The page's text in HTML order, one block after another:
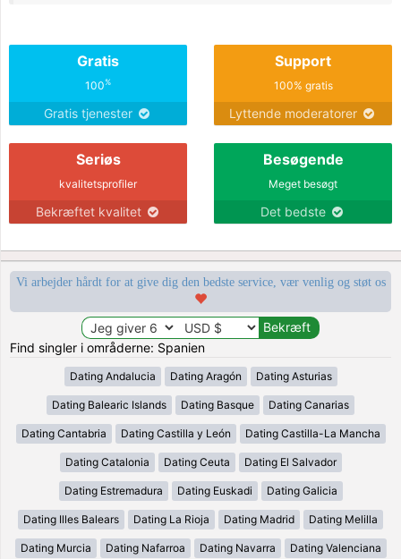
Gratis
100%
Gratis tjenester
Support
100% gratis
Lyttende moderatorer
Seriøs
kvalitetsprofiler
Bekræftet kvalitet
Besøgende
Meget besøgt
Det bedste
Vi arbejder hårdt for at give dig den bedste service, vær venlig og støt os
Find singler i områderne: Spanien
Dating Andalucia Dating Aragón Dating Asturias
Dating Balearic Islands Dating Basque Dating Canarias
Dating Cantabria Dating Castilla y León Dating Castilla-La Mancha
Dating Catalonia Dating Ceuta Dating El Salvador
Dating Estremadura Dating Euskadi Dating Galicia
Dating Illes Balears Dating La Rioja Dating Madrid Dating Melilla
Dating Murcia Dating Nafarroa Dating Navarra Dating Valenciana